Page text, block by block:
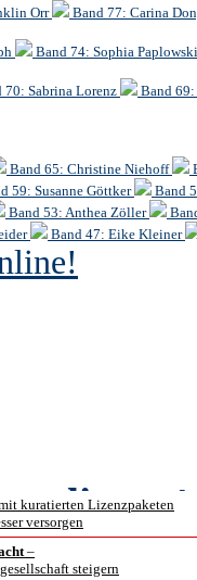
Orr
Band 77: Carina
Band 74: Sophia
70: Sabrina Lorenz
Band
Band 65: Christine Niehoff
59: Susanne Göttker
Band
Band 53: Anthea Zöller
Band 47: Eike Kleiner
kuratierten Lizenzpaketen
versorgen
–
steigern
online4